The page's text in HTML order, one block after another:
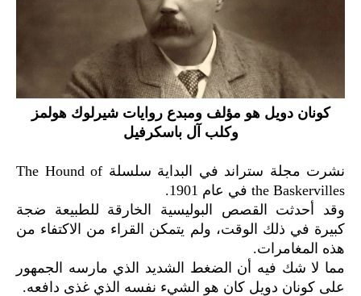
كونان دويل هو مؤلف ومبدع روايات شيرلوك هولمز
وكلب آل باسكرفيل
نشرت مجلة ستراند في البداية سلسلة The Hound of
the Baskervilles في عام 1901.
وقد أحدثت القصص البوليسية الخارقة للطبيعة ضجة
كبيرة في ذلك الوقت، ولم يتمكن القراء من الاكتفاء من
هذه المغامرات.
مما لا شك فيه أن الضغط الشديد الذي مارسه الجمهور
على كونان دويل كان هو الشيء نفسه الذي غذى دافعه.